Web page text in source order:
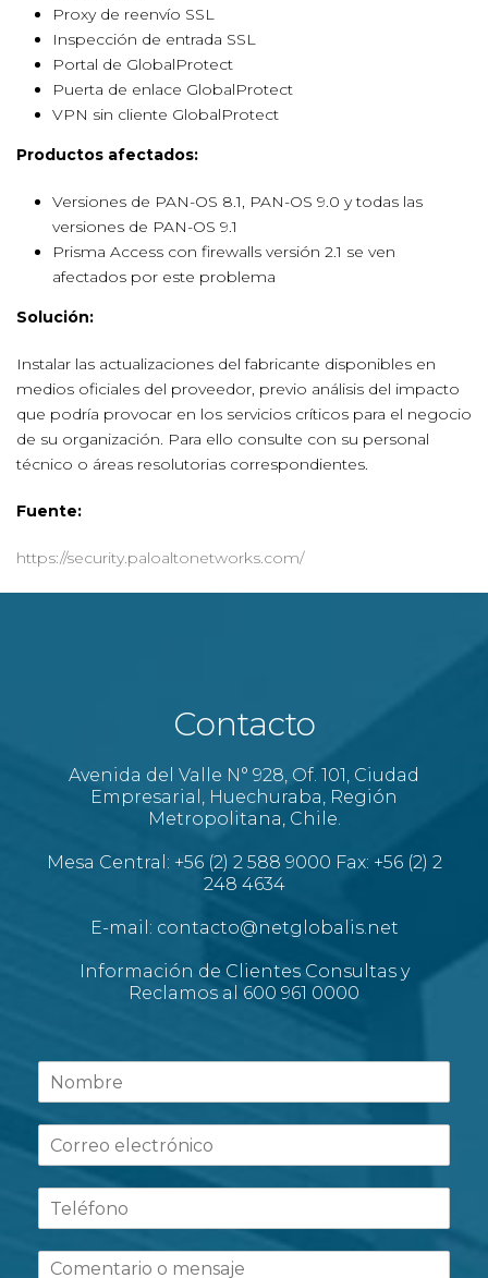
Proxy de reenvío SSL
Inspección de entrada SSL
Portal de GlobalProtect
Puerta de enlace GlobalProtect
VPN sin cliente GlobalProtect
Productos afectados:
Versiones de PAN-OS 8.1, PAN-OS 9.0 y todas las
versiones de PAN-OS 9.1
Prisma Access con firewalls versión 2.1 se ven
afectados por este problema
Solución:
Instalar las actualizaciones del fabricante disponibles en
medios oficiales del proveedor, previo análisis del impacto
que podría provocar en los servicios críticos para el negocio
de su organización. Para ello consulte con su personal
técnico o áreas resolutorias correspondientes.
Fuente:
https://security.paloaltonetworks.com/
Contacto
Avenida del Valle N° 928, Of. 101, Ciudad
Empresarial, Huechuraba, Región
Metropolitana, Chile.
Mesa Central: +56 (2) 2 588 9000 Fax: +56 (2) 2
248 4634
E-mail: contacto@netglobalis.net
Información de Clientes Consultas y
Reclamos al 600 961 0000